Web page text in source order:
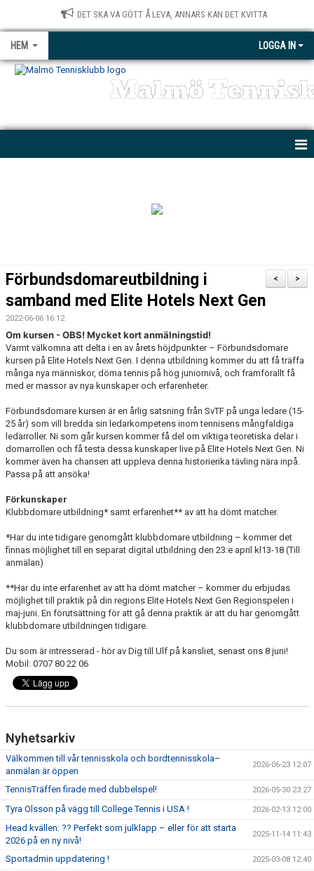
DET SKA VA GÖTT Å LEVA, ANNARS KAN DET KVITTA
HEM LOGGA IN
Malmö
PRIVATLEKTIONER
BOKA BANA
KALLELSE ÅRSMÖTE 2025
OM KLUBBEN
NYHETSARKIV
>
<
Förbundsdomareutbildning i
samband med Elite Hotels Next Gen
2022-06-06 16:12
Om kursen - OBS! Mycket kort anmälningstid!
Varmt välkomna att delta i en av årets höjdpunkter – Förbundsdomare
kursen på Elite Hotels Next Gen. I denna utbildning kommer du att få träffa
många nya människor, döma tennis på hög juniornivå, och framförallt få
med er massor av nya kunskaper och erfarenheter.
Förbundsdomare kursen är en årlig satsning från SvTF på unga ledare (15-
25 år) som vill bredda sin ledarkompetens inom tennisens mångfaldiga
ledarroller. Ni som går kursen kommer få del om viktiga teoretiska delar i
domarrollen och få testa dessa kunskaper live på Elite Hotels Next Gen. Ni
kommer även ha chansen att uppleva denna historierika tävling nära inpå.
Passa på att ansöka!
Förkunskaper
Klubbdomare utbildning* samt erfarenhet** av att ha dömt matcher.
*Har du inte tidigare genomgått klubbdomare utbildning – kommer det
finnas möjlighet till en separat digital utbildning den 23:e april kl13-18 (Till
anmälan)
**Har du inte erfarenhet av att ha dömt matcher – kommer du erbjudas
möjlighet till praktik på din regions Elite Hotels Next Gen Regionspelen i
maj-juni. En förutsättning för att gå denna praktik är att du har genomgått
klubbdomare utbildningen tidigare.
Du som är intresserad - hör av Dig till Ulf på kansliet, senast ons 8 juni!
Mobil: 0707 80 22 06
Nyhetsarkiv
Välkommen till vår tennisskola och bordtennisskola–
anmälan är öppen
2026-06-23 12:07
TennisTräffen firade med dubbelspel! 2026-05-30 23:27
Tyra Olsson på vägg till College Tennis i USA ! 2026-02-13 12:00
Head kvällen: ?? Perfekt som julklapp – eller för att starta
2026 på en ny nivå!
2025-11-14 11:43
Sportadmin uppdatering ! 2025-03-08 12:40